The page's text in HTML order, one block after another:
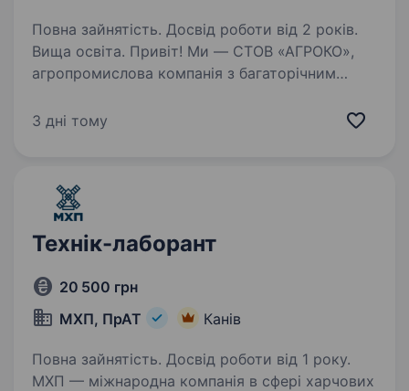
Повна зайнятість. Досвід роботи від 2 років.
Вища освіта. Привіт! Ми — СТОВ «АГРОКО»,
агропромислова компанія з багаторічним
родючої землі та розвиває тваринництво
3 дні тому
Технік-лаборант
20 500 грн
МХП, ПрАТ
Канів
Повна зайнятість. Досвід роботи від 1 року.
МХП — міжнародна компанія в сфері харчових